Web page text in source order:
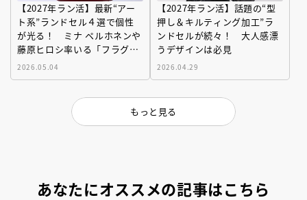
【2027年ラン活】最新“アー
ト系”ランドセル４選で個性
が光る！ ミナ ペルホネンや
藤原ヒロシ率いる「フラグメ
ントデザイン」コラボも！
2026.05.04
【2027年ラン活】話題の“型
押し＆キルティング加工”ラ
ンドセルが続々！ 大人感漂
うデザインは必見
2026.04.29
もっと見る
あなたにオススメの記事はこちら